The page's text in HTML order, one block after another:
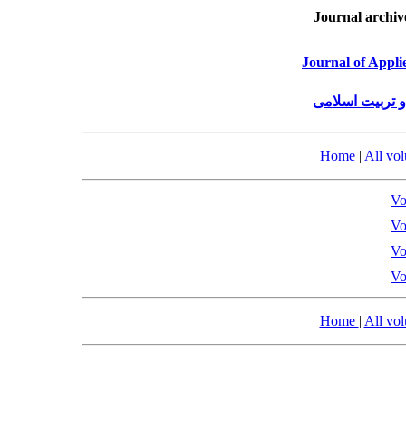
Journal
Journal of
تربیت اسلامی
Home | All
Home | All